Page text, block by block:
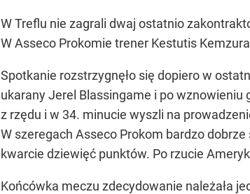
W Treflu nie zagrali dwaj ostatnio
W Asseco Prokomie trener Kestutis
Spotkanie rozstrzygnęło się dopiero w
ukarany Jerel Blassingame i po wznowieniu
z rzędu i w 34. minucie wyszli na
W szeregach Asseco Prokom bardzo
kwarcie dziewięć punktów. Po rzucie
Końcówka meczu zdecydowanie należała